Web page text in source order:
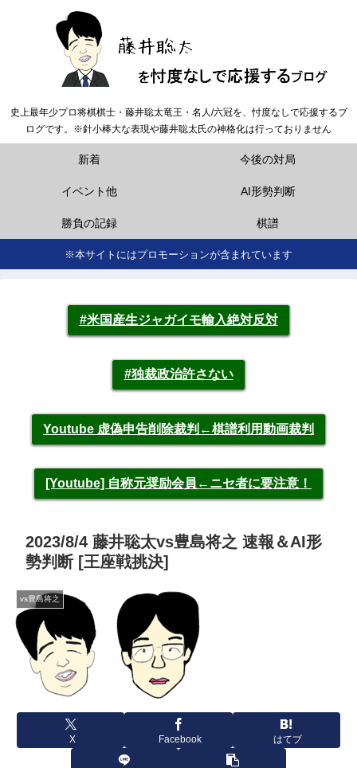
史上最年少プロ将棋棋士・藤井聡太竜王・名人/六冠を、忖度なしで応援するブ
ログです。※針小棒大な表現や藤井聡太氏の神格化は行っておりません
新着 今後の対局
イベント他 AI形勢判断
勝負の記録 棋譜
※本サイトにはプロモーションが含まれています
#米国産生ジャガイモ輸入絶対反対
#独裁政治許さない
Youtube 虚偽申告削除裁判←棋譜利用動画裁判
[Youtube] 自称元奨励会員←ニセ者に要注意！
2023/8/4 藤井聡太vs豊島将之 速報＆AI形
勢判断 [王座戦挑決]
vs豊島将之
X Facebook はてブ